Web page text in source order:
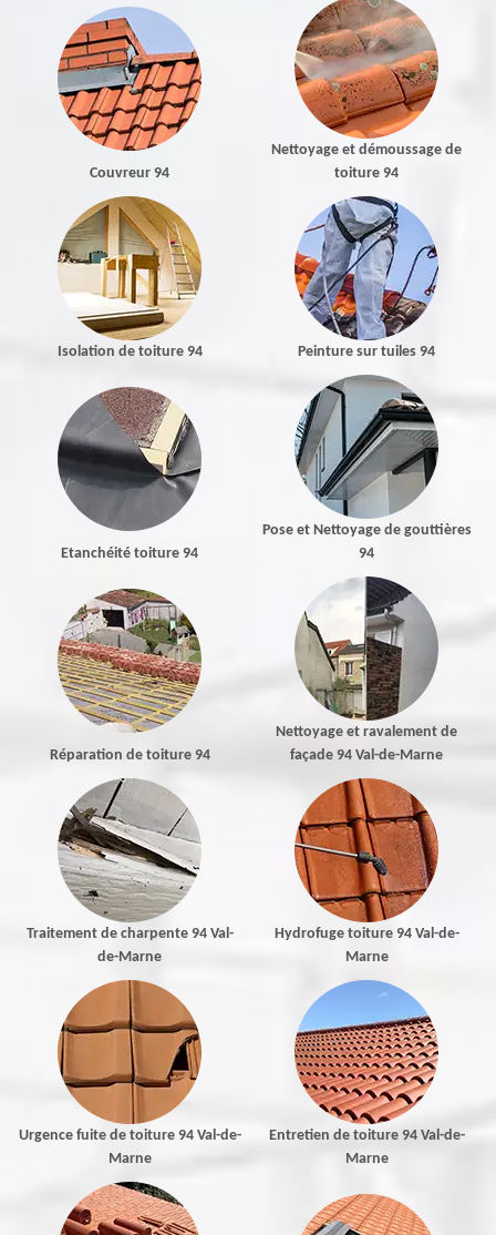
Couvreur 94
Nettoyage et démoussage de
toiture 94
Isolation de toiture 94 Peinture sur tuiles 94
Etanchéité toiture 94
Pose et Nettoyage de gouttières
94
Réparation de toiture 94
Nettoyage et ravalement de
façade 94 Val-de-Marne
Traitement de charpente 94 Val-
de-Marne
Hydrofuge toiture 94 Val-de-
Marne
Urgence fuite de toiture 94 Val-de-
Marne
Entretien de toiture 94 Val-de-
Marne